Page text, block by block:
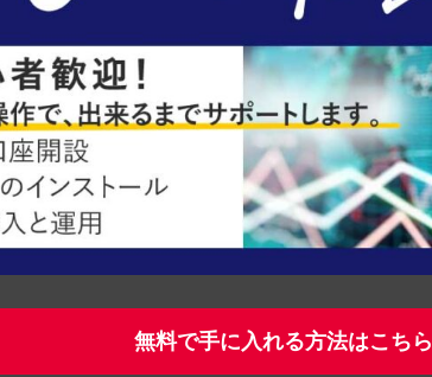
無料で手に入れる方法はこちら